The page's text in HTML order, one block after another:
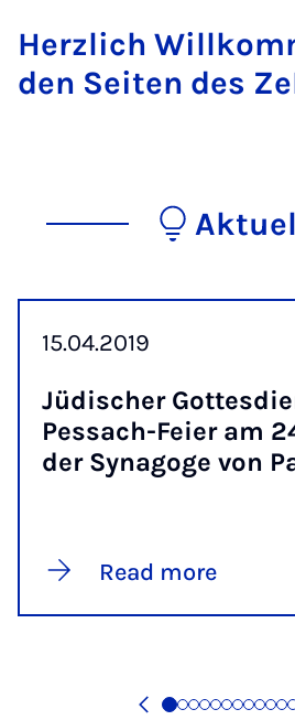
Herzlich
den Seiten des
15.04.2019
Jüdis­cher
Pess­ach-Fei­er am
der Syn­agoge von
Read more